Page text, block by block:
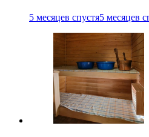
5 месяцев спустя5 месяцев